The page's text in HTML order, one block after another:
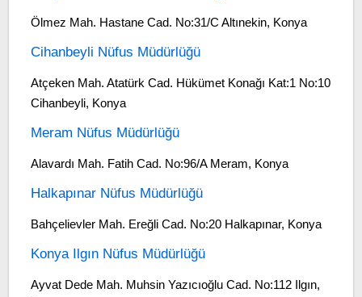
Ölmez Mah. Hastane Cad. No:31/C Altınekin, Konya
Cihanbeyli Nüfus Müdürlüğü
Atçeken Mah. Atatürk Cad. Hükümet Konağı Kat:1 No:10
Cihanbeyli, Konya
Meram Nüfus Müdürlüğü
Alavardı Mah. Fatih Cad. No:96/A Meram, Konya
Halkapınar Nüfus Müdürlüğü
Bahçelievler Mah. Ereğli Cad. No:20 Halkapınar, Konya
Konya Ilgın Nüfus Müdürlüğü
Ayvat Dede Mah. Muhsin Yazıcıoğlu Cad. No:112 Ilgın,